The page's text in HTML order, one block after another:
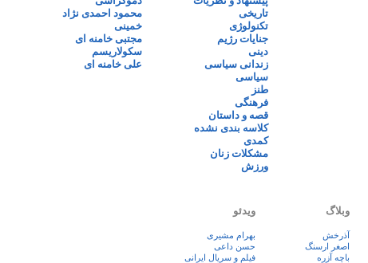
تاریخی
تکنولوژی
جنایات رژیم
دینی
زندانی سیاسی
سیاسی
طنز
فرهنگی
قصه و داستان
کلاسه بندی نشده
کمدی
مشکلات زنان
ورزش
محمود احمدی نژاد
خمینی
مجتبی خامنه ای
سکولاریسم
علی خامنه ای
وبلاگ
آذرخش
اصغر ارسنگ
باچه آزره
ویدئو
بهرام مشیری
حسن داعی
فيلم و سريال ايرانی